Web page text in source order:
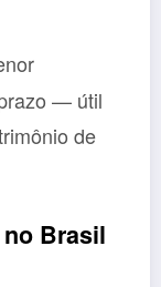
— útil
de
Brasil